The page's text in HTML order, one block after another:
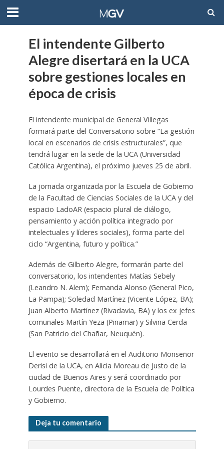
El intendente Gilberto
Alegre disertará en la UCA
sobre gestiones locales en
época de crisis
El intendente municipal de General Villegas
formará parte del Conversatorio sobre “La gestión
local en escenarios de crisis estructurales”, que
tendrá lugar en la sede de la UCA (Universidad
Católica Argentina), el próximo jueves 25 de abril.
La jornada organizada por la Escuela de Gobierno
de la Facultad de Ciencias Sociales de la UCA y del
espacio LadoAR (espacio plural de diálogo,
pensamiento y acción política integrado por
intelectuales y líderes sociales), forma parte del
ciclo “Argentina, futuro y política.”
Además de Gilberto Alegre, formarán parte del
conversatorio, los intendentes Matías Sebely
(Leandro N. Alem); Fernanda Alonso (General Pico,
La Pampa); Soledad Martínez (Vicente López, BA);
Juan Alberto Martínez (Rivadavia, BA) y los ex jefes
comunales Martín Yeza (Pinamar) y Silvina Cerda
(San Patricio del Chañar, Neuquén).
El evento se desarrollará en el Auditorio Monseñor
Derisi de la UCA, en Alicia Moreau de Justo de la
ciudad de Buenos Aires y será coordinado por
Lourdes Puente, directora de la Escuela de Política
y Gobierno.
Deja tu comentario